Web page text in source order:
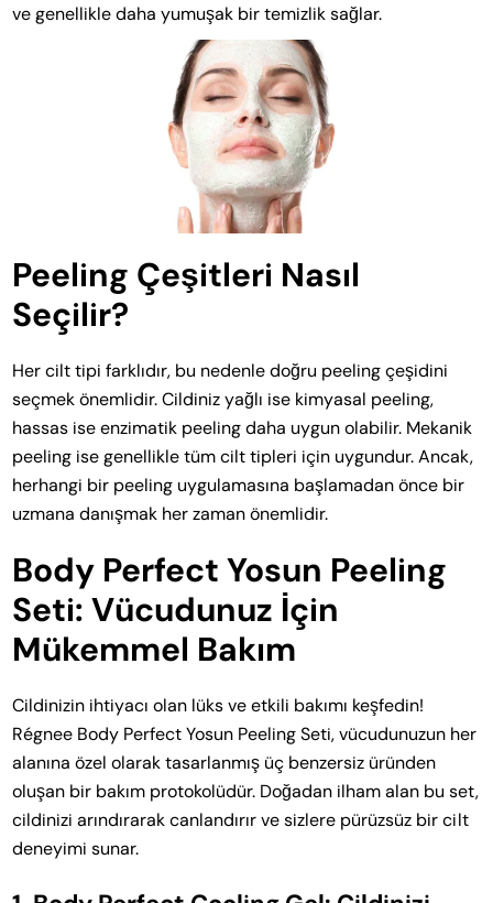
ve genellikle daha yumuşak bir temizlik sağlar.
Peeling Çeşitleri Nasıl
Seçilir?
Her cilt tipi farklıdır, bu nedenle doğru peeling çeşidini
seçmek önemlidir. Cildiniz yağlı ise kimyasal peeling,
hassas ise enzimatik peeling daha uygun olabilir. Mekanik
peeling ise genellikle tüm cilt tipleri için uygundur. Ancak,
herhangi bir peeling uygulamasına başlamadan önce bir
uzmana danışmak her zaman önemlidir.
Body Perfect Yosun Peeling
Seti: Vücudunuz İçin
Mükemmel Bakım
Cildinizin ihtiyacı olan lüks ve etkili bakımı keşfedin!
Régnee Body Perfect Yosun Peeling Seti, vücudunuzun her
alanına özel olarak tasarlanmış üç benzersiz üründen
oluşan bir bakım protokolüdür. Doğadan ilham alan bu set,
cildinizi arındırarak canlandırır ve sizlere pürüzsüz bir cilt
deneyimi sunar.